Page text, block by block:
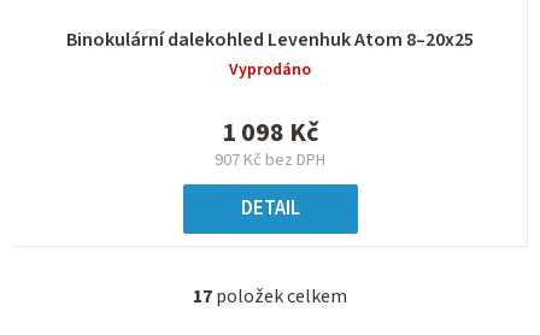
Binokulární dalekohled Levenhuk Atom 8–20x25
Vyprodáno
907 Kč bez DPH
1 098 Kč
DETAIL
O
17položek celkem